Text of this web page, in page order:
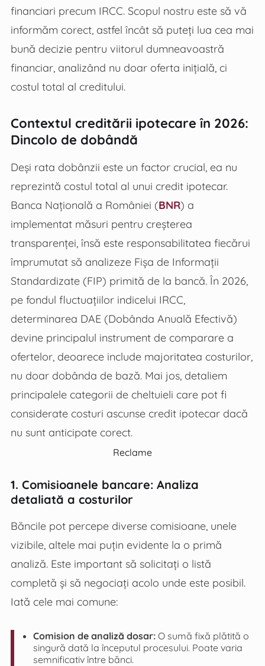
financiari precum IRCC. Scopul nostru este să vă
informăm corect, astfel încât să puteți lua cea mai
bună decizie pentru viitorul dumneavoastră
financiar, analizând nu doar oferta inițială, ci
costul total al creditului.
Contextul creditării ipotecare în 2026:
Dincolo de dobândă
Deși rata dobânzii este un factor crucial, ea nu
reprezintă costul total al unui credit ipotecar.
Banca Națională a României (BNR) a
implementat măsuri pentru creșterea
transparenței, însă este responsabilitatea fiecărui
împrumutat să analizeze Fișa de Informații
Standardizate (FIP) primită de la bancă. În 2026,
pe fondul fluctuațiilor indicelui IRCC,
determinarea DAE (Dobânda Anuală Efectivă)
devine principalul instrument de comparare a
ofertelor, deoarece include majoritatea costurilor,
nu doar dobânda de bază. Mai jos, detaliem
principalele categorii de cheltuieli care pot fi
considerate costuri ascunse credit ipotecar dacă
nu sunt anticipate corect.
Reclame
1. Comisioanele bancare: Analiza
detaliată a costurilor
Băncile pot percepe diverse comisioane, unele
vizibile, altele mai puțin evidente la o primă
analiză. Este important să solicitați o listă
completă și să negociați acolo unde este posibil.
Iată cele mai comune:
Comision de analiză dosar:O sumă fixă plătită o
singură dată la începutul procesului. Poate varia
semnificativ între bănci.